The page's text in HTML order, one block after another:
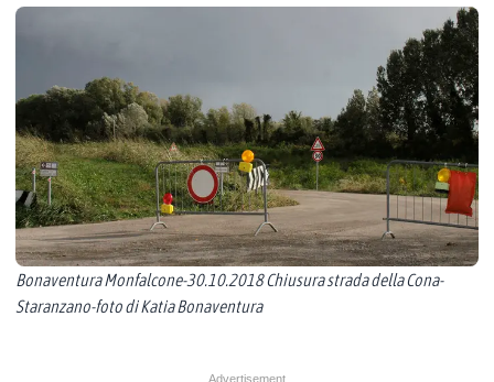
Bonaventura Monfalcone-30.10.2018 Chiusura strada della Cona-
Staranzano-foto di Katia Bonaventura